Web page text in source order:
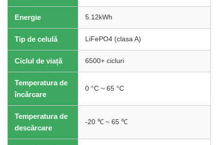
Energie 5.12kWh
Tip de celulă LiFePO4 (clasa A)
Ciclul de viață 6500+ cicluri
Temperatura de
încărcare
0 °C ~ 65 °C
Temperatura de
descărcare
-20 ℃ ~ 65 ℃